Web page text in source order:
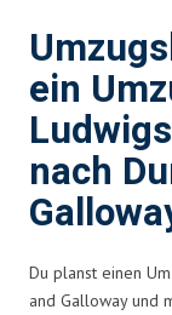
ein
nach
Du planst einen
and Galloway und